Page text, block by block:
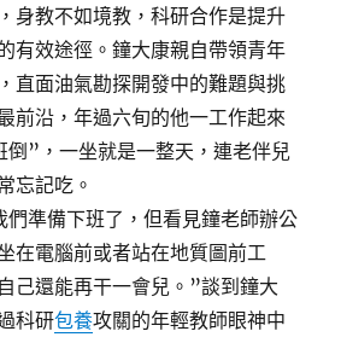
教不如境教，科研合作是提升
有效途徑。鐘大康親自帶領青年
直面油氣勘探開發中的難題與挑
前沿，年過六旬的他一工作起來
倒”，一坐就是一整天，連老伴兒
忘記吃。
準備下班了，但看見鐘老師辦公
在電腦前或者站在地質圖前工
己還能再干一會兒。”談到鐘大
科研包養攻關的年輕教師眼神中